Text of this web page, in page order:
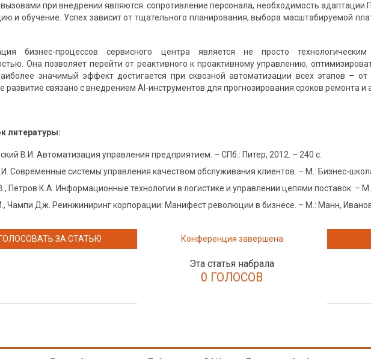
при внедрении являются: сопротивление персонала, необходимость адаптации
и обучение. Успех зависит от тщательного планирования, выбора масштабируемой
бизнес-процессов сервисного центра является не просто
Она позволяет перейти от реактивного к проактивному управлению,
значимый эффект достигается при сквозной автоматизации всех этапов – от
связано с внедрением AI-инструментов для прогнозирования сроков ремонта и
литературы:
В.И. Автоматизация управления предприятием. – СПб.: Питер, 2012. – 240 с.
Современные системы управления качеством обслуживания клиентов. – М.: Бизнес-
Петров К.А. Информационные технологии в логистике и управлении цепями поставок. –
Чампи Дж. Реинжиниринг корпорации: Манифест революции в бизнесе. – М.: Манн, Иванов
ЗА СТАТЬЮ Конференция завершена
Эта статья набрала
0 ГОЛОСОВ